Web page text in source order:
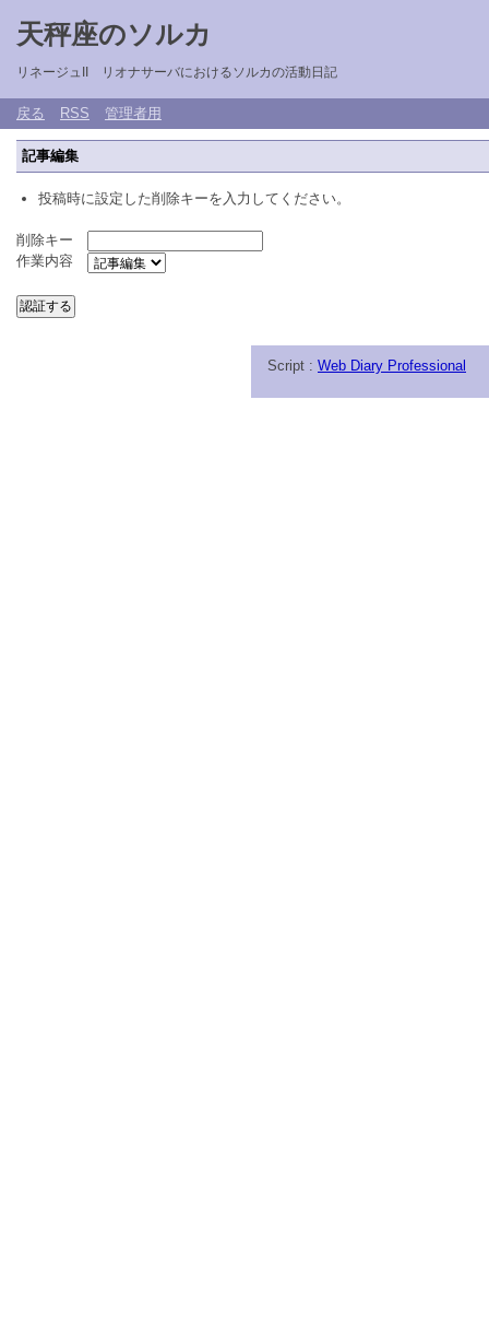
天秤座のソルカ
リネージュII リオナサーバにおけるソルカの活動日記
戻る RSS 管理者用
記事編集
投稿時に設定した削除キーを入力してください。
削除キー
作業内容
Script : Web Diary Professional